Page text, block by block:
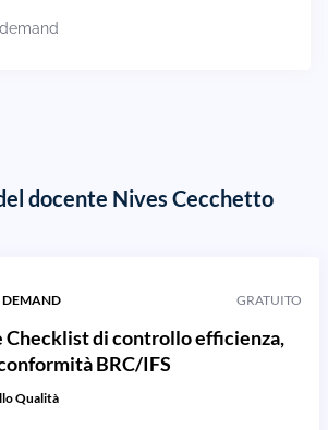
docente Nives Cecchetto
DEMAND GRATUITO
Checklist di controllo efficienza,
BRC/IFS
Qualità